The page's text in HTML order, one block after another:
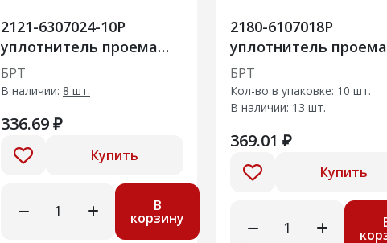
2121-6307024-10Р
уплотнитель проема
двери задка
БРТ
В наличии: 8 шт.
336.69 ₽
Купить
В
корзину
2180-6107018Р
уплотнитель проема
передней двери
БРТ
Кол-во в упаковке: 10 шт.
В наличии: 13 шт.
369.01 ₽
Купить